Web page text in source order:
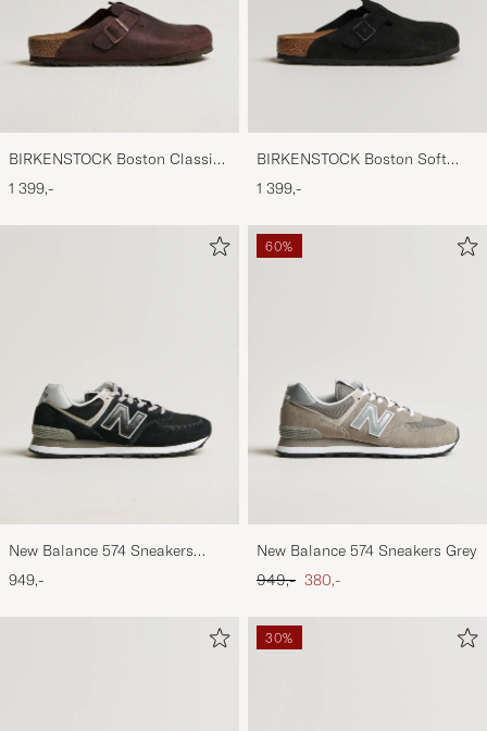
BIRKENSTOCK Boston Classic
Footbed Habana Oiled Leather
1 399,-
BIRKENSTOCK Boston Soft
Footbed Black Suede
1 399,-
New Balance 574 Sneakers
Black
949,-
60%
New Balance 574 Sneakers Grey
Ordinary pris
949,- Nedsat pris
380,-
30%